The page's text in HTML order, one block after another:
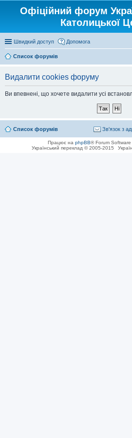
Офіційний форум
Католицької
Швидкий доступ Допомога
Список форумів
Видалити cookies форуму
Ви впевнені, що хочете видалити усі
Список форумів Зв'язок з
Працює на phpBB® Forum
Український переклад © 2005-2015